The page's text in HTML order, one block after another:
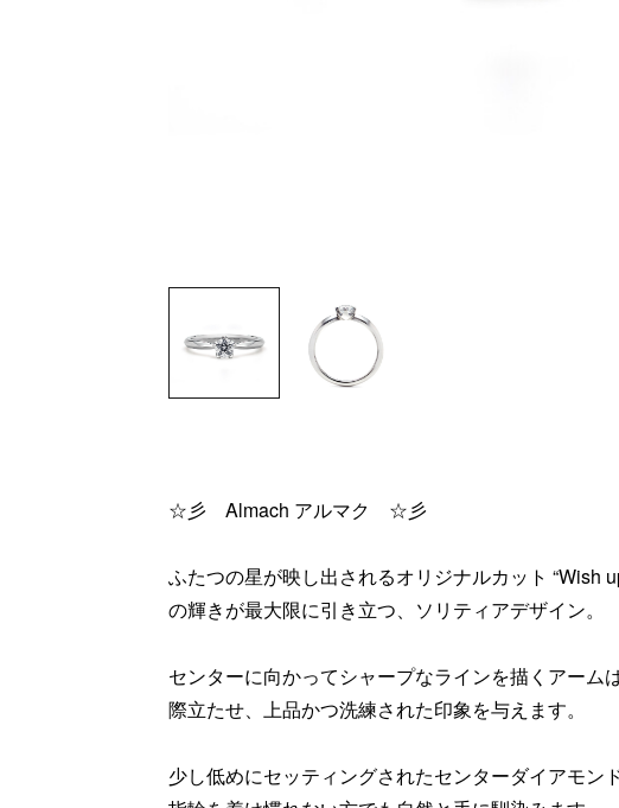
☆彡 Almach アルマク ☆彡
ふたつの星が映し出されるオリジナルカット “Wish
の輝きが最大限に引き立つ、ソリティアデザイン。
センターに向かってシャープなラインを描くアーム
際立たせ、上品かつ洗練された印象を与えます。
少し低めにセッティングされたセンターダイアモン